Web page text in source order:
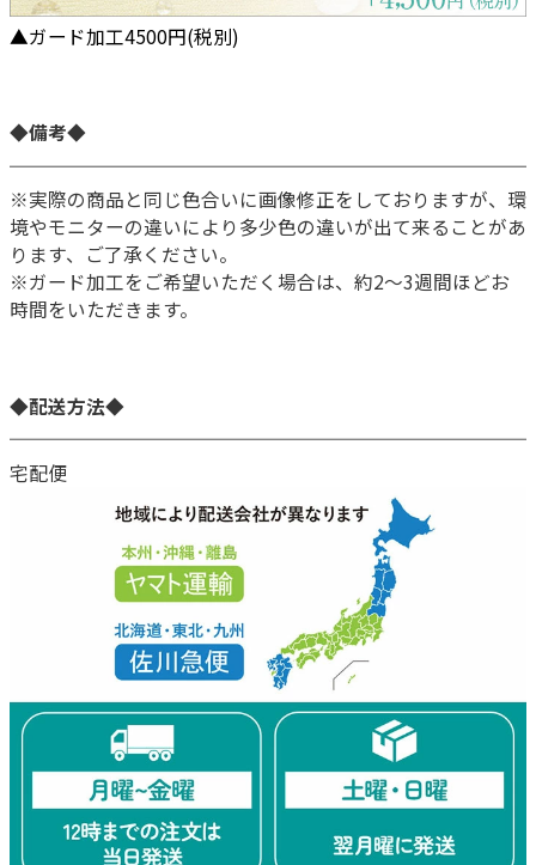
▲ガード加工4500円(税別)
◆備考◆
※実際の商品と同じ色合いに画像修正をしておりますが、環
境やモニターの違いにより多少色の違いが出て来ることがあ
ります、ご了承ください。
※ガード加工をご希望いただく場合は、約2～3週間ほどお
時間をいただきます。
◆配送方法◆
宅配便